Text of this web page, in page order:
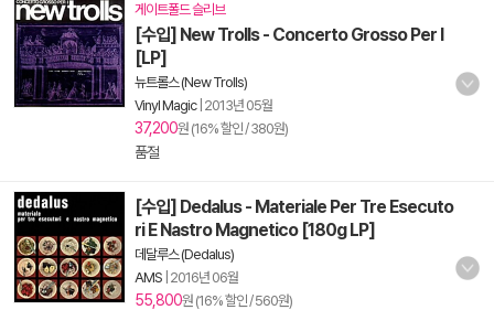
게이트폴드 슬리브
[수입] New Trolls - Concerto Grosso Per I
[LP]
뉴트롤스 (New Trolls)
Vinyl Magic| 2013년 05월
37,200원 (16% 할인 / 380원)
품절
[수입] Dedalus - Materiale Per Tre Esecuto
ri E Nastro Magnetico [180g LP]
데달루스 (Dedalus)
AMS 2016년 06월
55,800원 (16% 할인 / 560원)